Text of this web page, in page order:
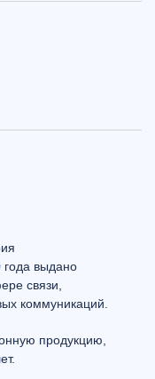
выдано
связи,
коммуникаций.
продукцию,